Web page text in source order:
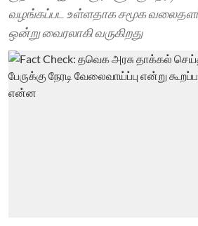
வழங்கப்பட உள்ளதாக சமூக
ஒன்று வைரலாகி வருகிறது